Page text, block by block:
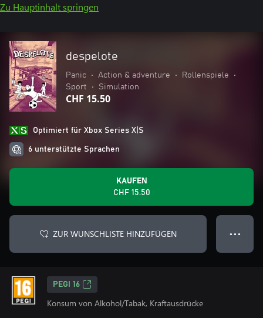
Zu Hauptinhalt springen
despelote
Panic • Action & adventure • Rollenspiele
•
Sport
• Simulation
CHF 15.50
Optimiert für Xbox Series X|S
6 unterstützte Sprachen
KAUFEN
CHF 15.50
ZUR WUNSCHLISTE HINZUFÜGEN ● ● ●
PEGI 16
Konsum von Alkohol/Tabak, Kraftausdrücke